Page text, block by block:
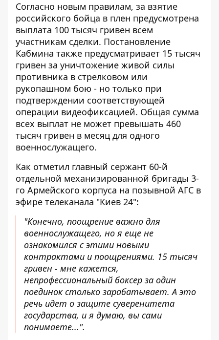
Согласно новым правилам, за взятие
российского бойца в плен предусмотрена
выплата 100 тысяч гривен всем
участникам сделки. Постановление
Кабмина также предусматривает 15 тысяч
гривен за уничтожение живой силы
противника в стрелковом или
рукопашном бою - но только при
подтверждении соответствующей
операции видеофиксацией. Общая сумма
всех выплат не может превышать 460
тысяч гривен в месяц для одного
военнослужащего.
Как отметил главный сержант 60-й
отдельной механизированной бригады 3-
го Армейского корпуса на позывной АГС в
эфире телеканала "Киев 24":
"Конечно, поощрение важно для
военнослужащего, но я еще не
ознакомился с этими новыми
контрактами и поощрениями. 15 тысяч
гривен - мне кажется,
непрофессиональный боксер за один
поединок столько зарабатывает. А это
речь идет о защите суверенитета
государства, и я думаю, вы сами
понимаете...".